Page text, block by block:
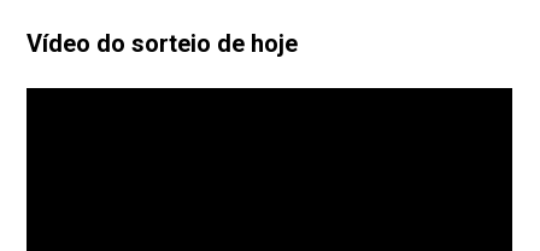
Vídeo do sorteio de hoje